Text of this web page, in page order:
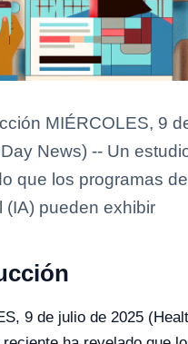
MIÉRCOLES, 9
News) -- Un
que los programas
(IA) pueden exhibir
9 de julio de 2025